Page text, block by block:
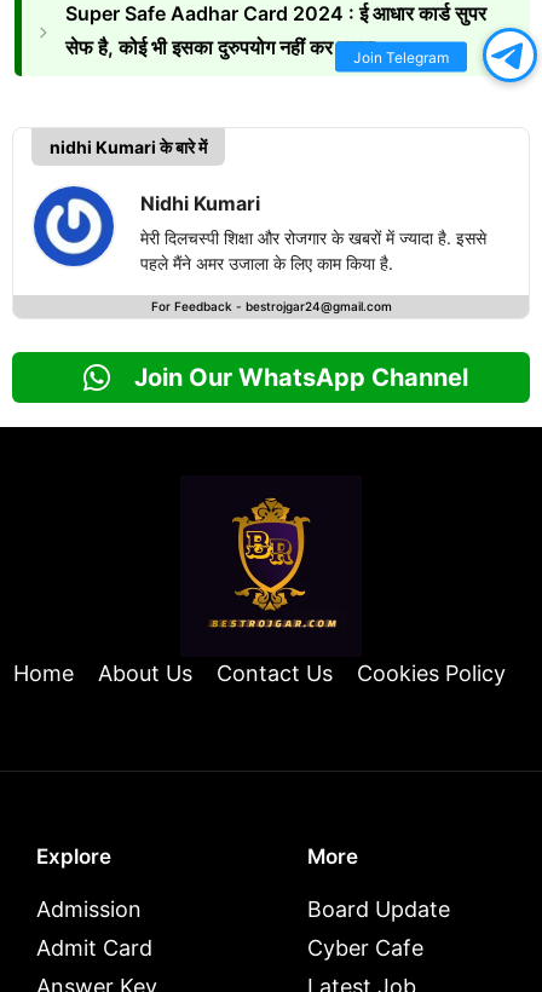
Super Safe Aadhar Card 2024 : ई आधार कार्ड सुपर
सेफ है, कोई भी इसका दुरुपयोग नहीं कर पाएगा
nidhi Kumari के बारे में
Nidhi Kumari
मेरी दिलचस्पी शिक्षा और रोजगार के खबरों में ज्यादा है. इससे
पहले मैंने अमर उजाला के लिए काम किया है.
For Feedback - bestrojgar24@gmail.com
Join Our WhatsApp Channel
Home About Us Contact Us Cookies Policy
Explore
Admission
Admit Card
More
Board Update
Cyber Cafe
Join Telegram